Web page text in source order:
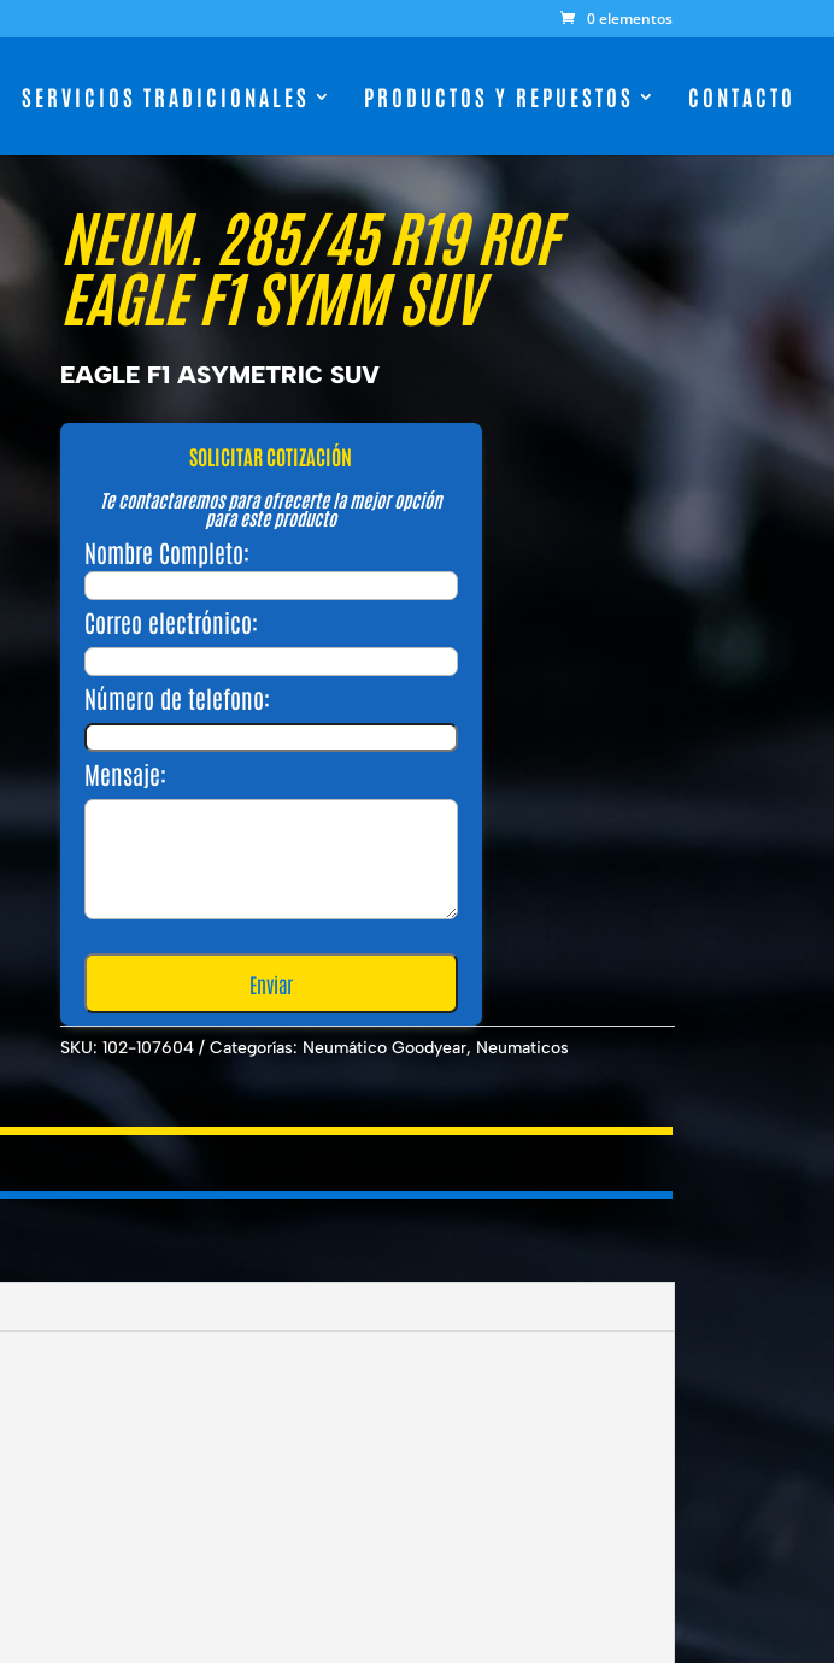
0 elementos
SERVICIOS TRADICIONALES PRODUCTOS Y REPUESTOS CONTACTO
NEUM. 285/45 R19 ROF
EAGLE F1 SYMM SUV
EAGLE F1 ASYMETRIC SUV
SOLICITAR COTIZACIÓN
Te contactaremos para ofrecerte la mejor opción
para este producto
Nombre Completo:
Correo electrónico:
Número de telefono:
Mensaje:
SKU: 102-107604 Categorías: Neumático Goodyear, Neumaticos